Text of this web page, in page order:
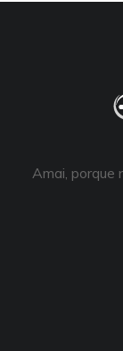
Amai, porque